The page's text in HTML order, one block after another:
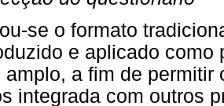
se o formato
e aplicado como
amplo, a fim de
integrada com outros